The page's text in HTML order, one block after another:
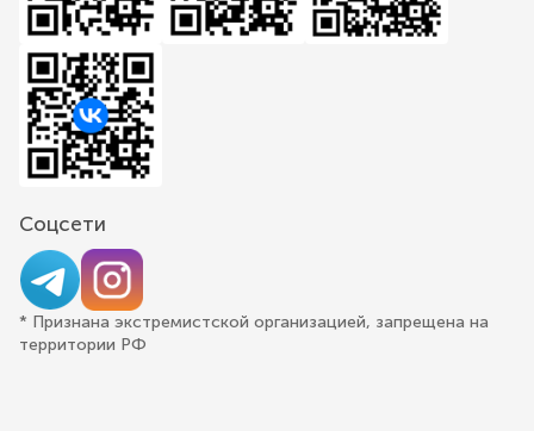
Соцсети
* Признана экстремистской организацией, запрещена на
территории РФ